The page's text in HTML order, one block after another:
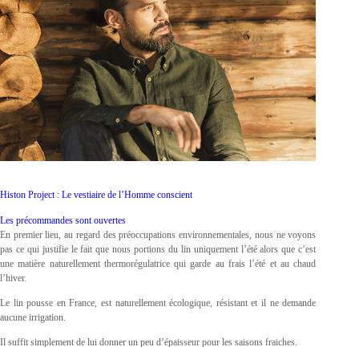
Histon Project : Le vestiaire de l’Homme conscient
Les précommandes sont ouvertes
En premier lieu, au regard des préoccupations environnementales, nous ne voyons
pas ce qui justifie le fait que nous portions du lin uniquement l’été alors que c’est
une matière naturellement thermorégulatrice qui garde au frais l’été et au chaud
l’hiver.
Le lin pousse en France, est naturellement écologique, résistant et il ne demande
aucune irrigation.
Il suffit simplement de lui donner un peu d’épaisseur pour les saisons fraiches.